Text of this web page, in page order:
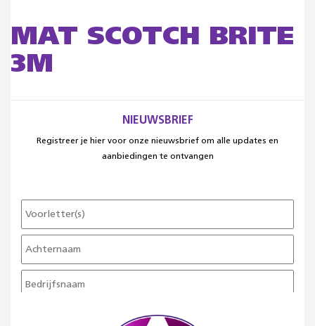
MAT SCOTCH BRITE
3M
NIEUWSBRIEF
Registreer je hier voor onze nieuwsbrief om alle updates en
aanbiedingen te ontvangen